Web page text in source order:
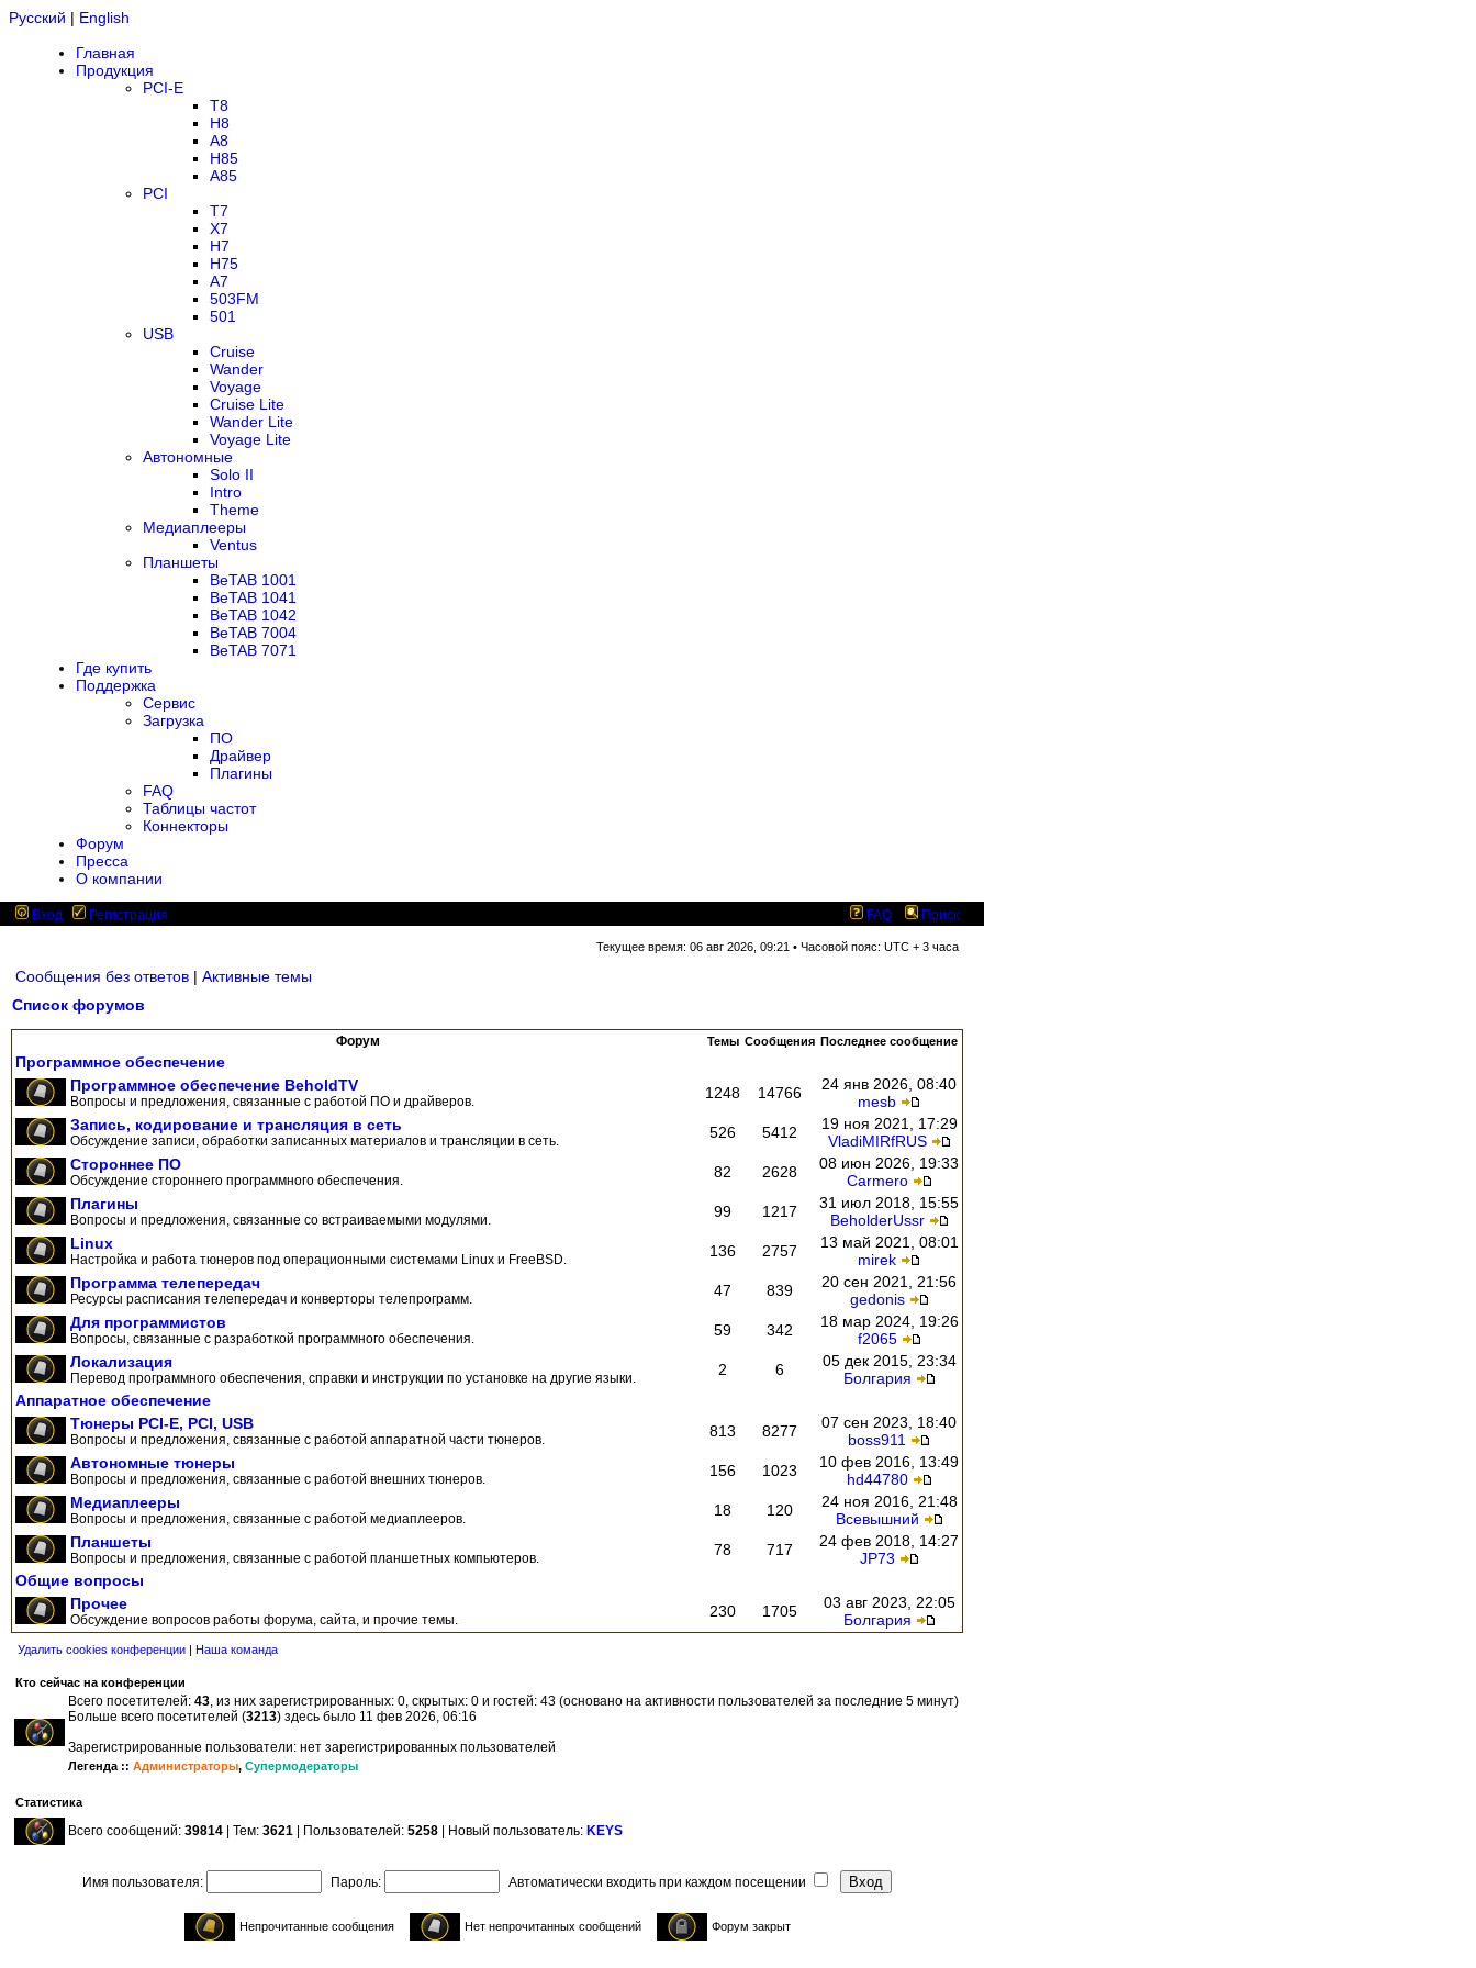
Русский | English
Главная
Продукция
PCI-E
T8
H8
A8
H85
A85
PCI
T7
X7
H7
H75
A7
503FM
501
USB
Cruise
Wander
Voyage
Cruise Lite
Wander Lite
Voyage Lite
Автономные
Solo II
Intro
Theme
Медиаплееры
Ventus
Планшеты
BeTAB 1001
BeTAB 1041
BeTAB 1042
BeTAB 7004
BeTAB 7071
Где купить
Поддержка
Сервис
Загрузка
ПО
Драйвер
Плагины
FAQ
Таблицы частот
Коннекторы
Форум
Пресса
О компании
Вход Регистрация FAQ Поиск
Текущее время: 06 авг 2026, 09:21 • Часовой пояс: UTC + 3 часа
Сообщения без ответов | Активные темы
Список форумов
Форум Темы Сообщения Последнее сообщение
Программное обеспечение
Программное обеспечение BeholdTV
Вопросы и предложения, связанные с работой ПО и драйверов. 1248 14766
24 янв 2026, 08:40
mesb
Запись, кодирование и трансляция в сеть
Обсуждение записи, обработки записанных материалов и трансляции в сеть. 526 5412
19 ноя 2021, 17:29
VladiMIRfRUS
Стороннее ПО
Обсуждение стороннего программного обеспечения. 82 2628
08 июн 2026, 19:33
Carmero
Плагины
Вопросы и предложения, связанные со встраиваемыми модулями. 99 1217
31 июл 2018, 15:55
BeholderUssr
Linux
Настройка и работа тюнеров под операционными системами Linux и FreeBSD. 136 2757
13 май 2021, 08:01
mirek
Программа телепередач
Ресурсы расписания телепередач и конверторы телепрограмм. 47 839
20 сен 2021, 21:56
gedonis
Для программистов
Вопросы, связанные с разработкой программного обеспечения. 59 342
18 мар 2024, 19:26
f2065
Локализация
Перевод программного обеспечения, справки и инструкции по установке на другие языки. 2 6
05 дек 2015, 23:34
Болгария
Аппаратное обеспечение
Тюнеры PCI-E, PCI, USB
Вопросы и предложения, связанные с работой аппаратной части тюнеров. 813 8277
07 сен 2023, 18:40
boss911
Автономные тюнеры
Вопросы и предложения, связанные с работой внешних тюнеров. 156 1023
10 фев 2016, 13:49
hd44780
Медиаплееры
Вопросы и предложения, связанные с работой медиаплееров. 18 120
24 ноя 2016, 21:48
Всевышний
Планшеты
Вопросы и предложения, связанные с работой планшетных компьютеров. 78 717
24 фев 2018, 14:27
JP73
Общие вопросы
Прочее
Обсуждение вопросов работы форума, сайта, и прочие темы. 230 1705
03 авг 2023, 22:05
Болгария
Удалить cookies конференции | Наша команда
Кто сейчас на конференции
Всего посетителей: 43, из них зарегистрированных: 0, скрытых: 0 и гостей: 43 (основано на активности пользователей за последние 5 минут)
Больше всего посетителей (3213) здесь было 11 фев 2026, 06:16
Зарегистрированные пользователи: нет зарегистрированных пользователей
Легенда :: Администраторы, Супермодераторы
Статистика
Всего сообщений: 39814 | Тем: 3621 | Пользователей: 5258 | Новый пользователь: KEYS
Имя пользователя: Пароль: Автоматически входить при каждом посещении
Непрочитанные сообщения Нет непрочитанных сообщений Форум закрыт